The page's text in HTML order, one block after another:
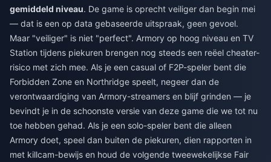
gemiddeld niveau. De game is oprecht veiliger dan begin mei
— dat is een op data gebaseerde uitspraak, geen gevoel.
Maar "veiliger" is niet "perfect". Armory op hoog niveau en TV
Station tijdens piekuren brengen nog steeds een reëel cheater-
risico met zich mee. Als je een casual of F2P-speler bent die
Forbidden Zone en Northridge speelt, negeer dan de
verontwaardiging van Armory-streamers en blijf grinden — je
bevindt je in de schoonste versie van deze game die we tot nu
toe hebben gehad. Als je een solo-speler bent die alleen
Armory doet, speel dan buiten de piekuren, dien rapporten in
met killcam-bewijs en houd de volgende tweewekelijkse Fair